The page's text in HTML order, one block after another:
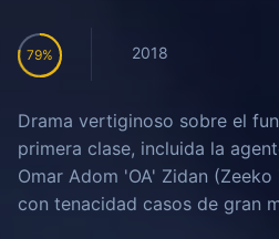
79 2018
Drama vertiginoso sobre el
primera clase, incluida la
Omar Adom 'OA' Zidan
con tenacidad casos de gran